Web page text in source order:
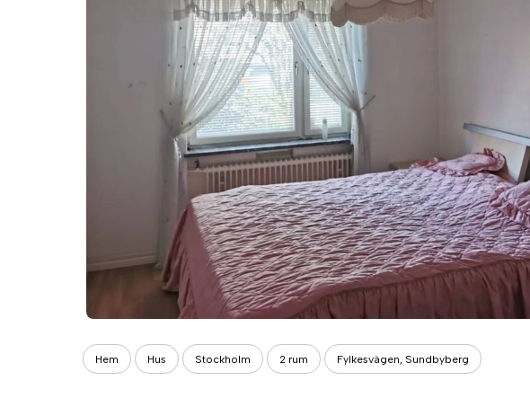
Hem Hus Stockholm 2 rum Fylkesvägen, Sundbyberg